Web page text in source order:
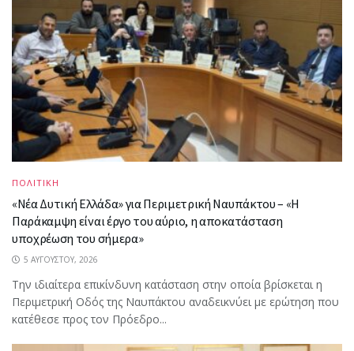
ΠΟΛΙΤΙΚΗ
«Νέα Δυτική Ελλάδα» για Περιμετρική Ναυπάκτου – «Η
Παράκαμψη είναι έργο του αύριο, η αποκατάσταση
υποχρέωση του σήμερα»
5 ΑΥΓΟΎΣΤΟΥ, 2026
Την ιδιαίτερα επικίνδυνη κατάσταση στην οποία βρίσκεται η
Περιμετρική Οδός της Ναυπάκτου αναδεικνύει με ερώτηση που
κατέθεσε προς τον Πρόεδρο...